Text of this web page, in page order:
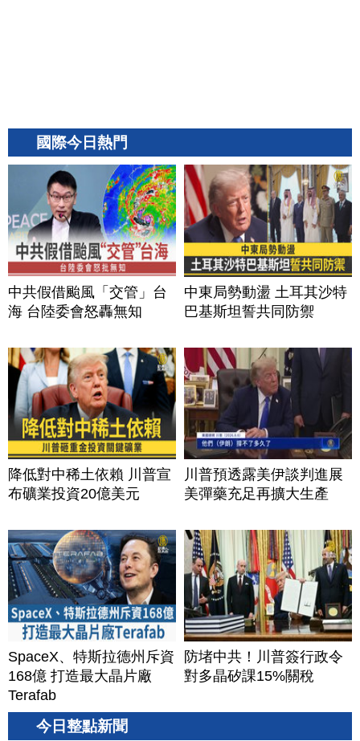
國際今日熱門
中共假借颱風「交管」台
海 台陸委會怒轟無知
中東局勢動盪 土耳其沙特
巴基斯坦誓共同防禦
降低對中稀土依賴 川普宣
布礦業投資20億美元
川普預透露美伊談判進展
美彈藥充足再擴大生產
SpaceX、特斯拉德州斥資
168億 打造最大晶片廠
Terafab
防堵中共！川普簽行政令
對多晶矽課15%關稅
今日整點新聞